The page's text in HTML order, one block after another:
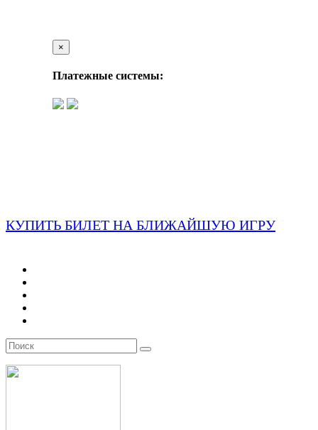
×
Платежные системы:
КУПИТЬ БИЛЕТ НА БЛИЖАЙШУЮ ИГРУ